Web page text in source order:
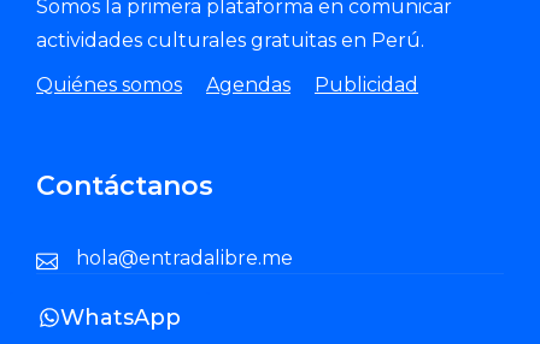
Somos la primera plataforma en comunicar
actividades culturales gratuitas en Perú.
Quiénes somos
Agendas Publicidad
Contáctanos
hola@entradalibre.me
WhatsApp